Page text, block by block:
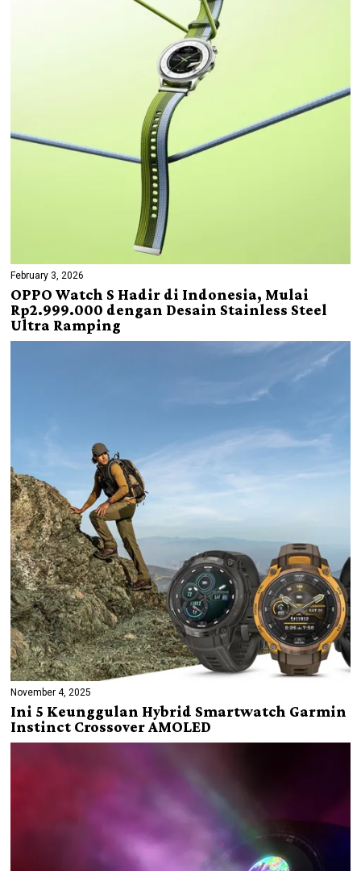
February 3, 2026
OPPO Watch S Hadir di Indonesia, Mulai
Rp2.999.000 dengan Desain Stainless Steel
Ultra Ramping
November 4, 2025
Ini 5 Keunggulan Hybrid Smartwatch Garmin
Instinct Crossover AMOLED